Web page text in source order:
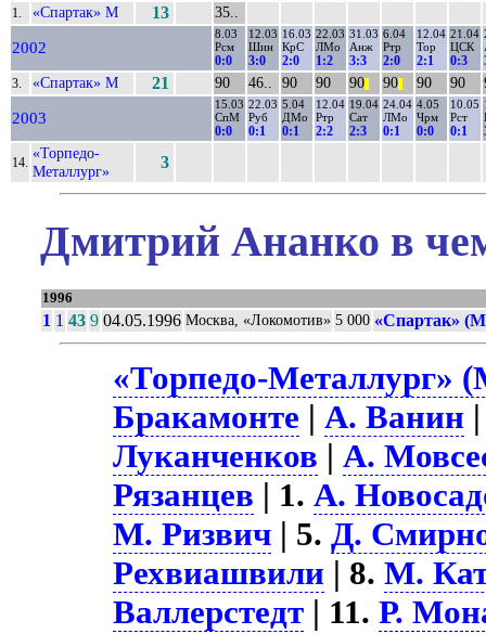
1. «Спартак» М 13 35..
2002
8.03
Рсм
0:0
12.03
Шин
3:0
16.03
КрС
2:0
22.03
ЛМо
1:2
31.03
Анж
3:3
6.04
Ртр
2:0
12.04
Тор
2:1
21.04
ЦСК
0:3
3. «Спартак» М 21 90 46.. 90 90 90 90 90 90
2003
15.03
СпМ
0:0
22.03
Руб
0:1
5.04
ДМо
0:1
12.04
Ртр
2:2
19.04
Сат
2:3
24.04
ЛМо
0:1
4.05
Чрм
0:0
10.05
Рст
0:1
14.
«Торпедо-
Металлург»
3
Дмитрий Ананко в
1996
1 1 43 9 04.05.1996 Москва, «Локомотив» 5 000 «Спартак»
«Торпедо-Металлург»
Бракамонте |А. Ванин
Луканченков |А.
Рязанцев | 1.А.
М. Ризвич | 5.Д.
Рехвиашвили | 8.М.
Валлерстедт | 11.Р.